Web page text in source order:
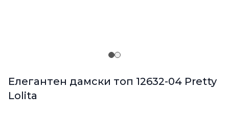
Елегантен дамски топ 12632-04 Pretty
Lolita